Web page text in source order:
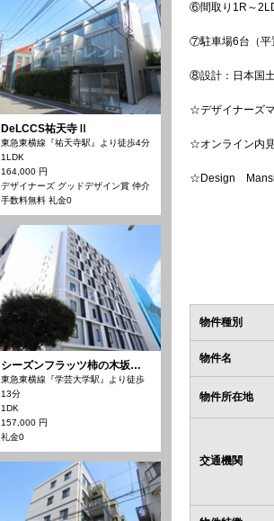
⑥間取り1R～
⑦駐車場6台（平
⑧設計：日本国
☆デザイナーズ
☆オンライン内
☆Design
物件種別
物件名
物件所在地
交通機関
DeLCCS祐天寺Ⅱ
東急東横線『祐天寺駅』より徒歩4分
1LDK
164,000 円
デザイナーズ グッドデザイン賞 仲介
手数料無料 礼金0
シーズンフラッツ柿の木坂…
東急東横線『学芸大学駅』より徒歩
13分
1DK
157,000 円
礼金0